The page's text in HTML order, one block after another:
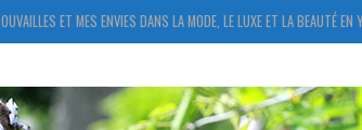
ET MES ENVIES DANS LA MODE, LE LUXE ET LA BEAUTÉ